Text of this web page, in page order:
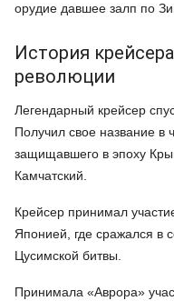
орудие давшее залп по
История
революции
Легендарный крейсер
Получил свое название в
защищавшего в эпоху
Камчатский.
Крейсер принимал
Японией, где сражался в
Цусимской битвы.
Принимала «Аврора»